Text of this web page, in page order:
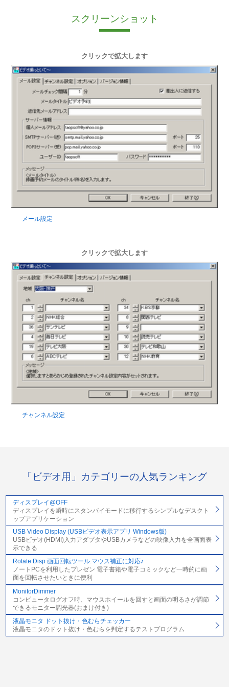
スクリーンショット
クリックで拡大します
メール設定
クリックで拡大します
チャンネル設定
「ビデオ用」カテゴリーの人気ランキング
ディスプレイ@OFF
ディスプレイを瞬時にスタンバイモードに移行するシンプルなデスクト
ップアプリケーション
USB Video Display (USBビデオ表示アプリ Windows版)
USBビデオ(HDMI)入力アダプタやUSBカメラなどの映像入力を全画面表
示できる
Rotate Disp 画面回転ツール.マウス補正に対応♪
ノートPCを利用したプレゼン 電子書籍や電子コミックなど一時的に画
面を回転させたいときに便利
MonitorDimmer
コンピュータログオフ時、マウスホイールを回すと画面の明るさが調節
できるモニター調光器(おまけ付き)
液晶モニタ ドット抜け・色むらチェッカー
液晶モニタのドット抜け・色むらを判定するテストプログラム